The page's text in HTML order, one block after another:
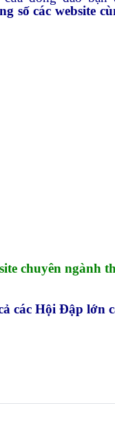
số các website
chuyên ngành
các Hội Đập lớn